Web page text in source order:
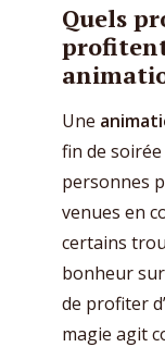
Quels
Une
fin de
personnes
venues en
certains
bonheur
de profiter
magie agit